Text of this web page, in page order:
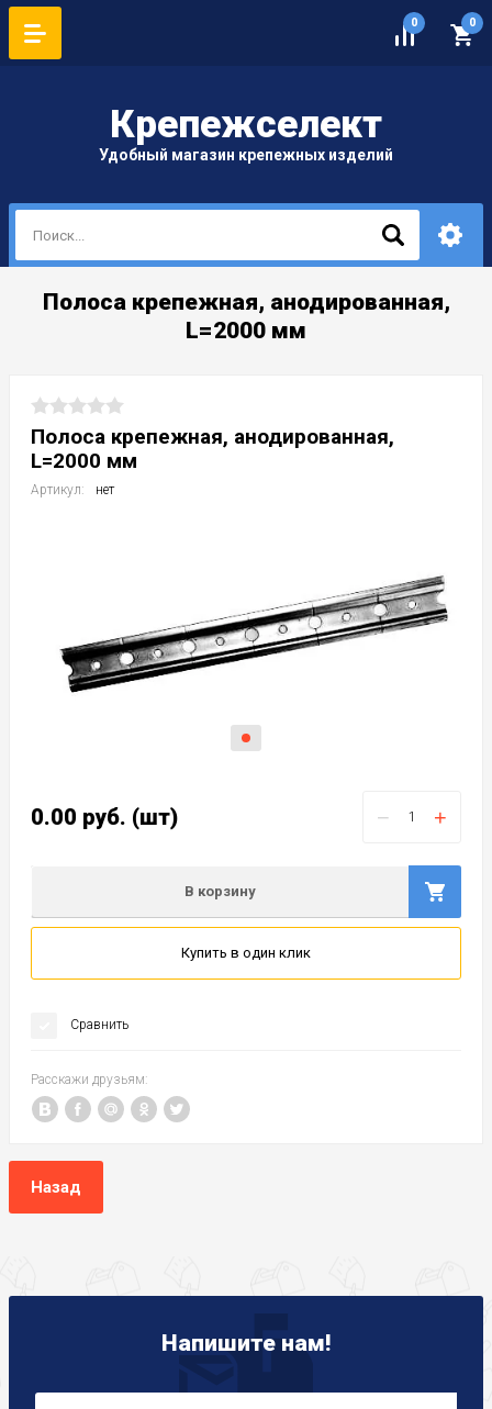
0 0
Крепежселект
Удобный магазин крепежных изделий
Полоса крепежная, анодированная,
L=2000 мм
Полоса крепежная, анодированная,
L=2000 мм
Артикул: нет
0.00 руб. (шт) − +
В корзину
Купить в один клик
Сравнить
Расскажи друзьям:
Назад
Напишите нам!